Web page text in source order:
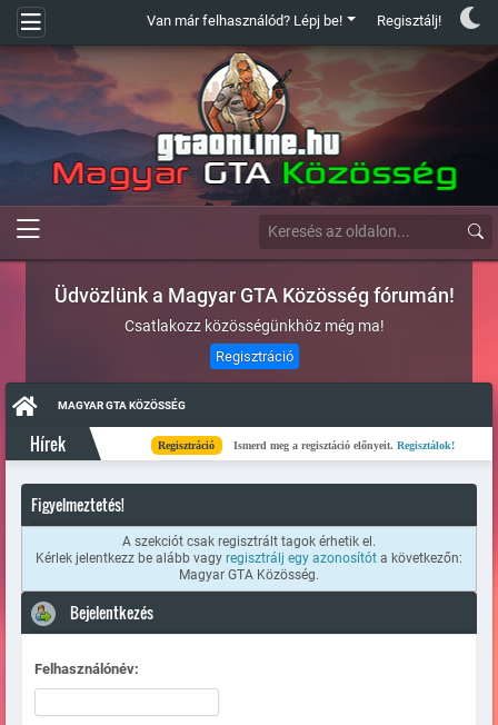
Van már felhasználód? Lépj be! Regisztálj!
Üdvözlünk a Magyar GTA Közösség fórumán!
Csatlakozz közösségünkhöz még ma!
Regisztráció
MAGYAR GTA KÖZÖSSÉG
Hírek Regisztráció Ismerd meg a regisztáció előnyeit.Regisztálok!
Figyelmeztetés!
A szekciót csak regisztrált tagok érhetik el.
Kérlek jelentkezz be alább vagy regisztrálj egy azonosítót a következőn:
Magyar GTA Közösség.
Bejelentkezés
Felhasználónév: